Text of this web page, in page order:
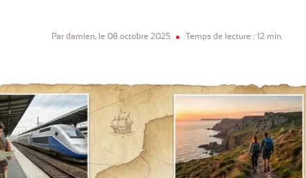
Par damien, le 08 octobre 2025 Temps de lecture : 12 min.